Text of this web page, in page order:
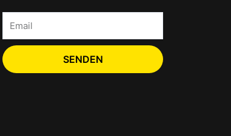
SENDEN